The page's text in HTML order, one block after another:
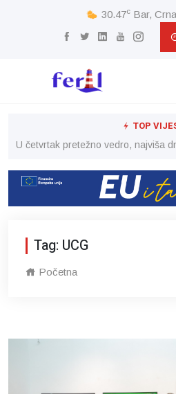
30.47c Bar,
TOP
U četvrtak pretežno vedro, najviša
Tag: UCG
Početna